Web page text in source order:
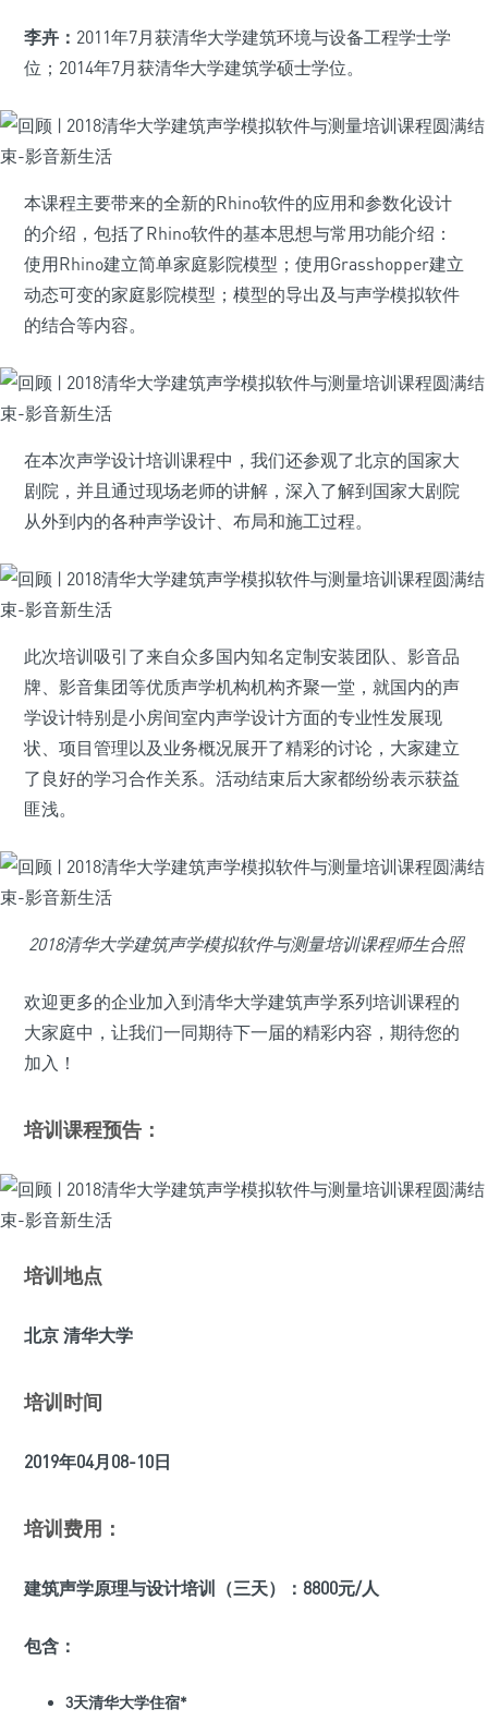
李卉： 2011年7月获清华大学建筑环境与设备工程学士学
位；2014年7月获清华大学建筑学硕士学位。
本课程主要带来的全新的Rhino软件的应用和参数化设计
的介绍，包括了Rhino软件的基本思想与常用功能介绍：
使用Rhino建立简单家庭影院模型；使用Grasshopper建立
动态可变的家庭影院模型；模型的导出及与声学模拟软件
的结合等内容。
在本次声学设计培训课程中，我们还参观了北京的国家大
剧院，并且通过现场老师的讲解，深入了解到国家大剧院
从外到内的各种声学设计、布局和施工过程。
此次培训吸引了来自众多国内知名定制安装团队、影音品
牌、影音集团等优质声学机构机构齐聚一堂，就国内的声
学设计特别是小房间室内声学设计方面的专业性发展现
状、项目管理以及业务概况展开了精彩的讨论，大家建立
了良好的学习合作关系。活动结束后大家都纷纷表示获益
匪浅。
2018清华大学建筑声学模拟软件与测量培训课程师生合照
欢迎更多的企业加入到清华大学建筑声学系列培训课程的
大家庭中，让我们一同期待下一届的精彩内容，期待您的
加入！
培训课程预告：
培训地点
北京 清华大学
培训时间
2019年04月08-10日
培训费用：
建筑声学原理与设计培训（三天）：8800元/人
包含：
3天清华大学住宿*